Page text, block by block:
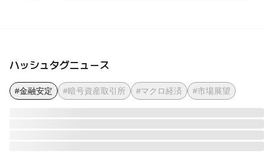
ハッシュタグニュース
#金融安定 #暗号資産取引所 #マクロ経済 #市場展望